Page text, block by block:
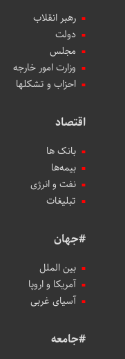
رهبر انقلاب
دولت
مجلس
وزارت امور خارجه
احزاب و تشکلها
اقتصاد
بانک ها
بیمه‌ها
نفت و انرژی
تبلیغات
#جهان
بین الملل
آمریکا و اروپا
آسیای غربی
#جامعه